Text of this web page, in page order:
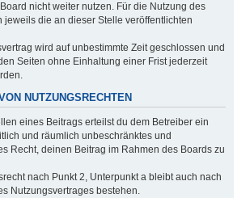
nicht weiter nutzen. Für die Nutzung des
jeweils die an dieser Stelle veröffentlichten
wird auf unbestimmte Zeit geschlossen und
Seiten ohne Einhaltung einer Frist jederzeit
NUTZUNGSRECHTEN
eines Beitrags erteilst du dem Betreiber ein
und räumlich unbeschränktes und
Recht, deinen Beitrag im Rahmen des Boards zu
nach Punkt 2, Unterpunkt a bleibt auch nach
Nutzungsvertrages bestehen.